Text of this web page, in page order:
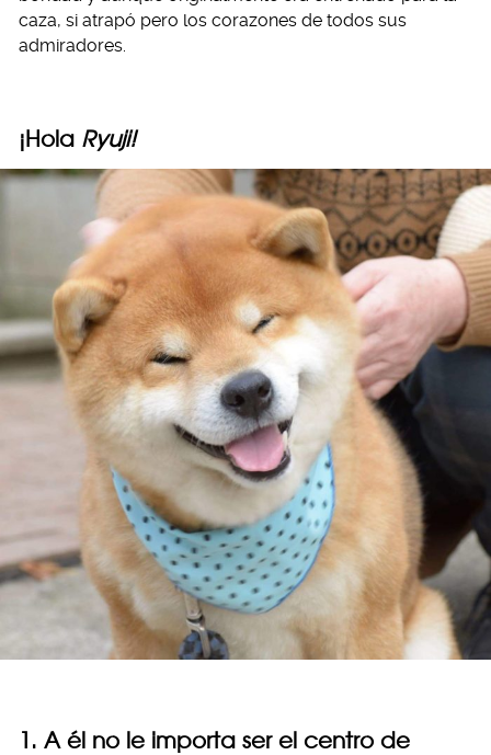
caza, si atrapó pero los corazones de todos sus
admiradores.
¡Hola Ryuji!
1. A él no le importa ser el centro de